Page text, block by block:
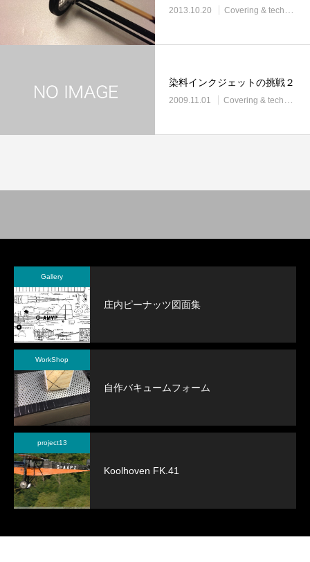
2013.10.20 Covering & techniques
染料インクジェットの挑戦２
2009.11.01 Covering & techniques
Gallery
庄内ピーナッツ図面集
WorkShop
自作バキュームフォーム
project13
Koolhoven FK.41